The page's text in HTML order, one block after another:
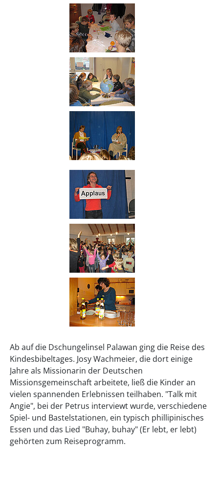
Ab auf die Dschungelinsel Palawan ging die Reise des
Kindesbibeltages. Josy Wachmeier, die dort einige
Jahre als Missionarin der Deutschen
Missionsgemeinschaft arbeitete, ließ die Kinder an
vielen spannenden Erlebnissen teilhaben. "Talk mit
Angie", bei der Petrus interviewt wurde, verschiedene
Spiel- und Bastelstationen, ein typisch phillipinisches
Essen und das Lied "Buhay, buhay" (Er lebt, er lebt)
gehörten zum Reiseprogramm.